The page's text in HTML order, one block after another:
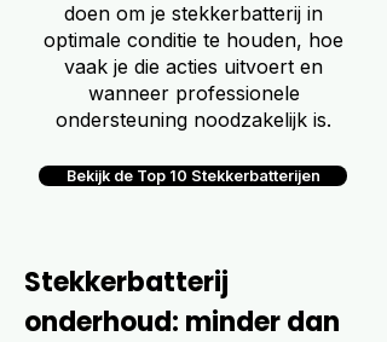
doen om je stekkerbatterij in
optimale conditie te houden, hoe
vaak je die acties uitvoert en
wanneer professionele
ondersteuning noodzakelijk is.
Bekijk de Top 10 Stekkerbatterijen
Stekkerbatterij
onderhoud: minder dan